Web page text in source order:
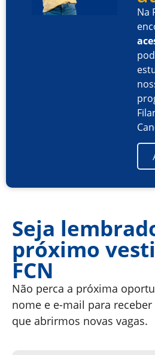
Na
Seja
próximo
FCN
Não perca a próxima
nome e e-mail para
que abrirmos novas vagas.